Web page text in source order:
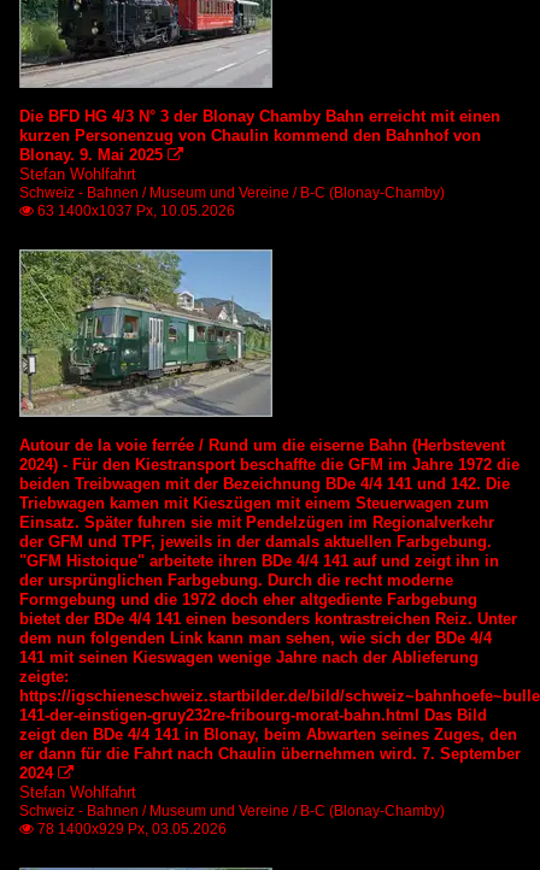
Die BFD HG 4/3 N° 3 der Blonay Chamby Bahn erreicht mit einen
kurzen Personenzug von Chaulin kommend den Bahnhof von
Blonay. 9. Mai 2025 
Stefan Wohlfahrt
Schweiz - Bahnen / Museum und Vereine / B-C (Blonay-Chamby)
 63 1400x1037 Px, 10.05.2026
Autour de la voie ferrée / Rund um die eiserne Bahn (Herbstevent
2024) - Für den Kiestransport beschaffte die GFM im Jahre 1972 die
beiden Treibwagen mit der Bezeichnung BDe 4/4 141 und 142. Die
Triebwagen kamen mit Kieszügen mit einem Steuerwagen zum
Einsatz. Später fuhren sie mit Pendelzügen im Regionalverkehr
der GFM und TPF, jeweils in der damals aktuellen Farbgebung.
"GFM Histoique" arbeitete ihren BDe 4/4 141 auf und zeigt ihn in
der ursprünglichen Farbgebung. Durch die recht moderne
Formgebung und die 1972 doch eher altgediente Farbgebung
bietet der BDe 4/4 141 einen besonders kontrastreichen Reiz. Unter
dem nun folgenden Link kann man sehen, wie sich der BDe 4/4
141 mit seinen Kieswagen wenige Jahre nach der Ablieferung
zeigte:
https://igschieneschweiz.startbilder.de/bild/
141-der-einstigen-gruy232re-fribourg-morat-bahn.html Das Bild
zeigt den BDe 4/4 141 in Blonay, beim Abwarten seines Zuges, den
er dann für die Fahrt nach Chaulin übernehmen wird. 7. September
2024 
Stefan Wohlfahrt
Schweiz - Bahnen / Museum und Vereine / B-C (Blonay-Chamby)
 78 1400x929 Px, 03.05.2026